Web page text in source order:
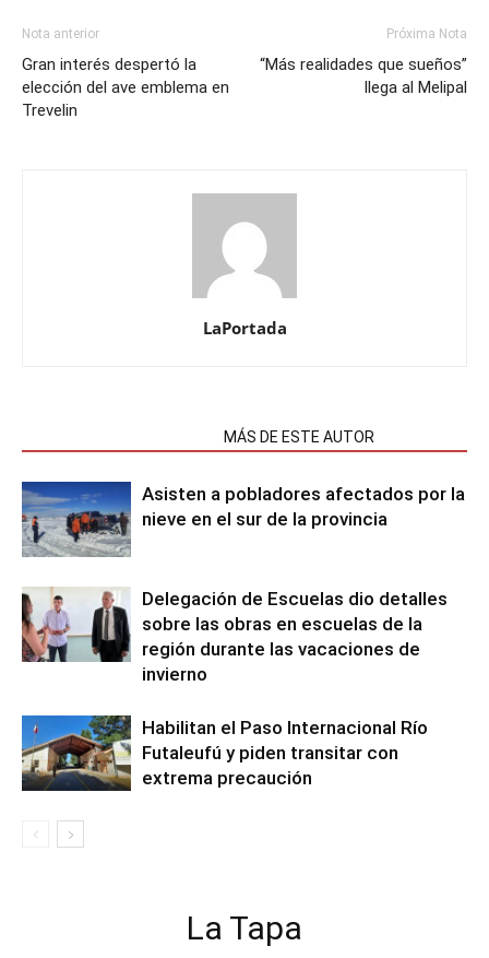
Nota anterior
Gran interés despertó la
elección del ave emblema en
Trevelin
Próxima Nota
“Más realidades que sueños”
llega al Melipal
LaPortada
MÁS DE ESTE AUTOR
Asisten a pobladores afectados por la
nieve en el sur de la provincia
Delegación de Escuelas dio detalles
sobre las obras en escuelas de la
región durante las vacaciones de
invierno
Habilitan el Paso Internacional Río
Futaleufú y piden transitar con
extrema precaución
La Tapa